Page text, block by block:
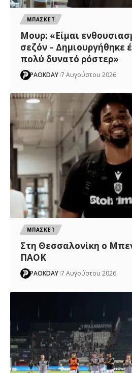
ΜΠΑΣΚΕΤ
Μουρ: «Είμαι
σεζόν – Δημιουργήθηκε
πολύ δυνατό ρόστερ»
PAOKDAY 7 Αυγούστου 2026
ΜΠΑΣΚΕΤ
Στη Θεσσαλονίκη ο
ΠΑΟΚ
PAOKDAY 7 Αυγούστου 2026